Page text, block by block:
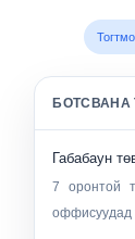
Габабаун
7 оронтой
оффисуудад